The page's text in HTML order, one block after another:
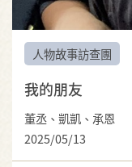
人物故事訪查團
我的朋友
董丞、凱凱、承恩
2025/05/13